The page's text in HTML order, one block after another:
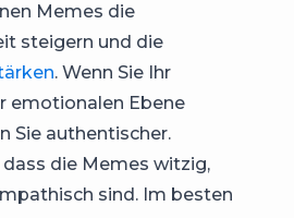
Memes die
steigern und die
. Wenn Sie Ihr
emotionalen Ebene
Sie authentischer.
dass die Memes witzig,
sind. Im besten